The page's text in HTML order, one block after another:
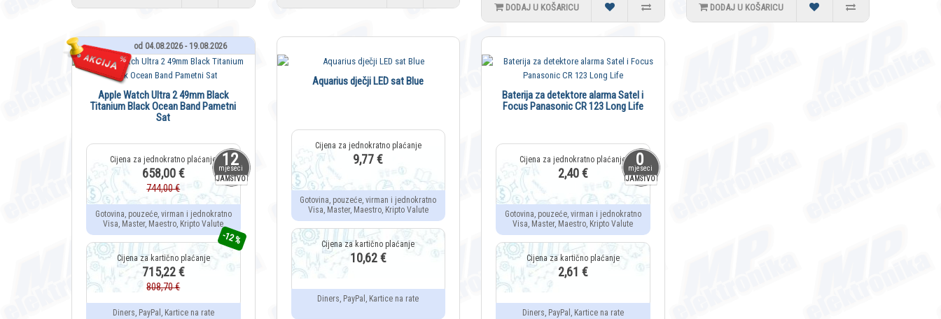
DODAJ U KOŠARICU DODAJ U KOŠARICU
od 04.08.2026 - 19.08.2026
12
mjeseci
JAMSTVO
Apple Watch Ultra 2 49mm Black
Titanium Black Ocean Band Pametni
Sat
658,00 €
744,00 €
Gotovina, pouzeće, virman i jednokratno
Visa, Master, Maestro, Kripto Valute
-12 %
715,22 €
808,70 €
Diners, PayPal, Kartice na rate
Aquarius dječji LED sat Blue
9,77 €
Gotovina, pouzeće, virman i jednokratno
Visa, Master, Maestro, Kripto Valute
10,62 €
Diners, PayPal, Kartice na rate
0
mjeseci
JAMSTVO
Baterija za detektore alarma Satel i
Focus Panasonic CR 123 Long Life
2,40 €
Gotovina, pouzeće, virman i jednokratno
Visa, Master, Maestro, Kripto Valute
2,61 €
Diners, PayPal, Kartice na rate